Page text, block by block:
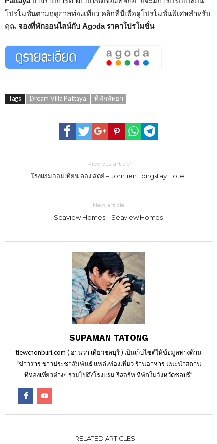
โปรโมชั่นตามฤดูกาลท่องเที่ยว คลิกที่นี่เพื่อดูโปรโมชั่นพิเศษสำหรับ
คุณ จองที่พักออนไลน์กับ Agoda ราคาโปรโมชั่น
Tags Dream Villa Pattaya ที่พักพัทยา
Previous article
โรงแรมจอมเทียน ลองเสตย์ – Jomtien Longstay Hotel
Next article
Seaview Homes – Seaview Homes
SUPAMAN TATONG
tiewchonburi.com ( อ่านว่า เที่ยวชลบุรี ) เป็นเว็บไซต์ให้ข้อมูลทางด้าน
“ข่าวสาร ข่าวประชาสัมพันธ์ แหล่งท่องเที่ยว ร้านอาหาร แนะนำสถาน
ที่ท่องเที่ยวต่างๆ รวมไปถึงโรงแรม รีสอร์ท ที่พักในจังหวัดชลบุรี”
RELATED ARTICLES